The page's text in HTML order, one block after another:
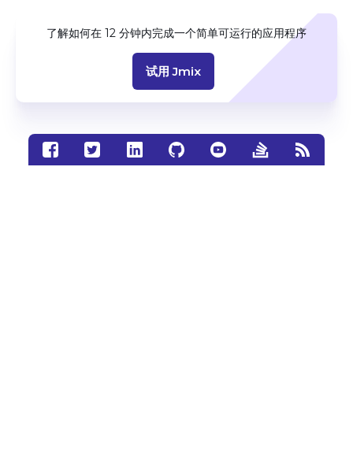
了解如何在 12 分钟内完成一个简单可运行的应用程序
试用 Jmix